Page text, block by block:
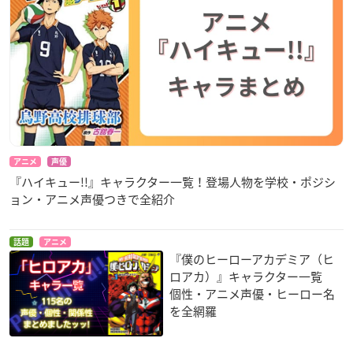
アニメ 声優
『ハイキュー!!』キャラクター一覧！登場人物を学校・ポジシ
ョン・アニメ声優つきで全紹介
話題 アニメ
『僕のヒーローアカデミア（ヒ
ロアカ）』キャラクター一覧
個性・アニメ声優・ヒーロー名
を全網羅